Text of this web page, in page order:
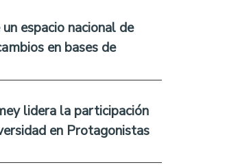
espacio nacional de
en bases de
lidera la participación
en Protagonistas